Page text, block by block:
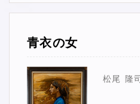
青衣の女
松尾 隆司